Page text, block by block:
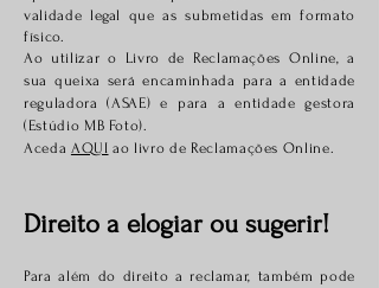
validade legal que as submetidas em formato
físico.
Ao utilizar o Livro de Reclamações Online, a
sua queixa será encaminhada para a entidade
reguladora (ASAE) e para a entidade gestora
(Estúdio MB Foto).
Aceda AQUI ao livro de Reclamações Online.
Direito a elogiar ou sugerir!
Para além do direito a reclamar, também pode